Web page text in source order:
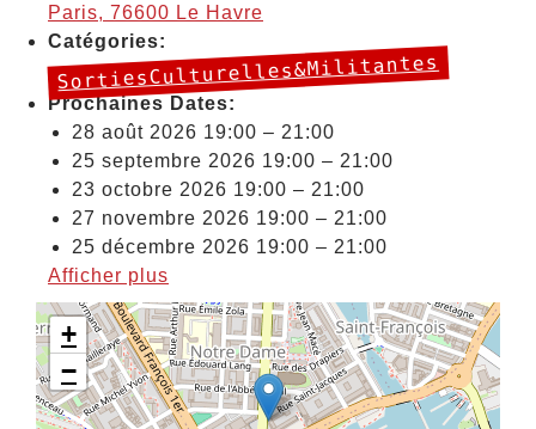
Paris, 76600 Le Havre
Catégories:
SortiesCulturelles&Militantes
Prochaines Dates:
28 août 2026 19:00 – 21:00
25 septembre 2026 19:00 – 21:00
23 octobre 2026 19:00 – 21:00
27 novembre 2026 19:00 – 21:00
25 décembre 2026 19:00 – 21:00
Afficher plus
+
−